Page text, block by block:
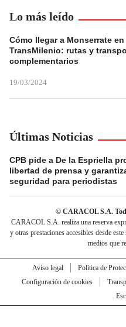
Lo más leído
Cómo llegar a Monserrate en
TransMilenio: rutas y
complementarios
19/03/2024
Últimas Noticias
CPB pide a De la Espriella
libertad de prensa y
seguridad para periodistas
© CARACOL S.A.
CARACOL S.A. realiza una reserva
y otras prestaciones accesibles desde
medios que
Aviso legal Política de
Configuración de cookies